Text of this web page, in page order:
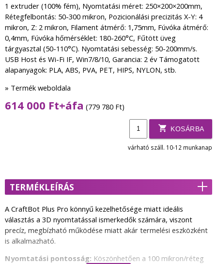
1 extruder (100% fém), Nyomtatási méret: 250×200×200mm,
Rétegfelbontás: 50-300 mikron, Pozicionálási precizitás X-Y: 4
mikron, Z: 2 mikron, Filament átmérő: 1,75mm, Fúvóka átmérő:
0,4mm, Fúvóka hőmérséklet: 180-260°C, Fűtött üveg
tárgyasztal (50-110°C). Nyomtatási sebesség: 50-200mm/s.
USB Host és Wi-Fi IF, Win7/8/10, Garancia: 2 év Támogatott
alapanyagok: PLA, ABS, PVA, PET, HIPS, NYLON, stb.
» Termék weboldala
614 000 Ft+áfa (779 780 Ft)
KOSÁRBA
várható száll. 10-12 munkanap
TERMÉKLEÍRÁS
A CraftBot Plus Pro könnyű kezelhetősége miatt ideális
választás a 3D nyomtatással ismerkedők számára, viszont
precíz, megbízható működése miatt akár termelési eszközként
is alkalmazható.
Nyomtatási pontosság: Köszönhetően a 100 mikron/réteg